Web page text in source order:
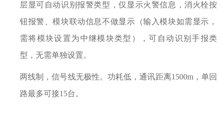
层显可自动识别报警类型，仅显示火警信息，消火栓按
钮报警、模块联动信息不做显示（输入模块如需显示，
需将模块设置为中继模块类型），可自动识别手报类
型，无需单独设置。
两线制，信号线无极性。功耗低，通讯距离1500m，单回
路最多可接15台。